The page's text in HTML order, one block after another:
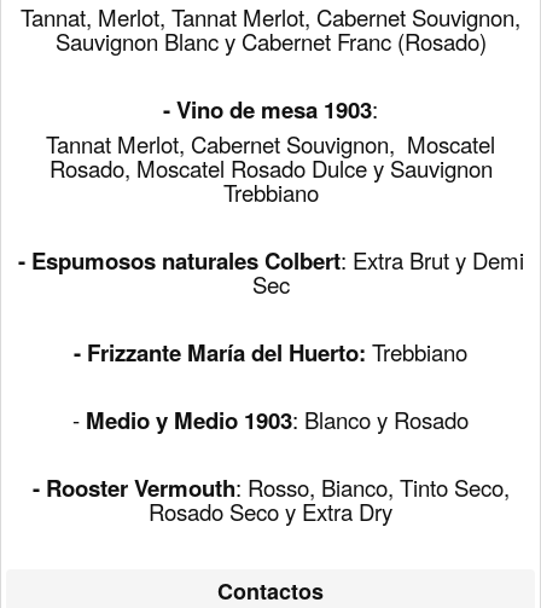
Tannat, Merlot, Tannat Merlot, Cabernet Souvignon,
Sauvignon Blanc y Cabernet Franc (Rosado)
- Vino de mesa 1903:
Tannat Merlot, Cabernet Souvignon, Moscatel
Rosado, Moscatel Rosado Dulce y Sauvignon
Trebbiano
- Espumosos naturales Colbert: Extra Brut y Demi
Sec
- Frizzante María del Huerto: Trebbiano
- Medio y Medio 1903: Blanco y Rosado
- RoosterVermouth: Rosso, Bianco, Tinto Seco,
Rosado Seco y Extra Dry
Contactos